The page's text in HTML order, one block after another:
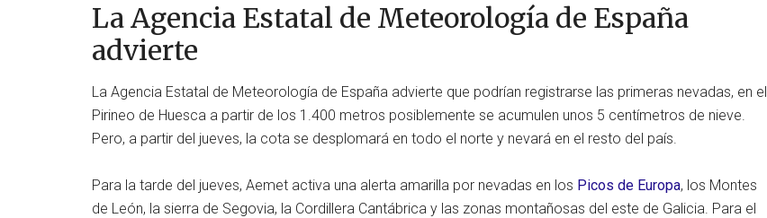
La Agencia Estatal de Meteorología de España
advierte
La Agencia Estatal de Meteorología de España advierte que podrían registrarse las primeras nevadas, en el
Pirineo de Huesca a partir de los 1.400 metros posiblemente se acumulen unos 5 centímetros de nieve.
Pero, a partir del jueves, la cota se desplomará en todo el norte y nevará en el resto del país.
Para la tarde del jueves, Aemet activa una alerta amarilla por nevadas en los Picos de Europa, los Montes
de León, la sierra de Segovia, la Cordillera Cantábrica y las zonas montañosas del este de Galicia. Para el